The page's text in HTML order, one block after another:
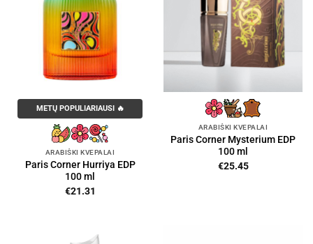
METŲ POPULIARIAUSI 🔥
ARABIŠKI KVEPALAI
Paris Corner Hurriya EDP
100 ml
€21.31
ARABIŠKI KVEPALAI
Paris Corner Mysterium EDP
100 ml
€25.45